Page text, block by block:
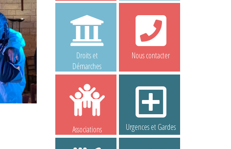
Droits et
Démarches
Nous contacter
Associations Urgences et Gardes